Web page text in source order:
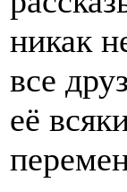
никак
все
её